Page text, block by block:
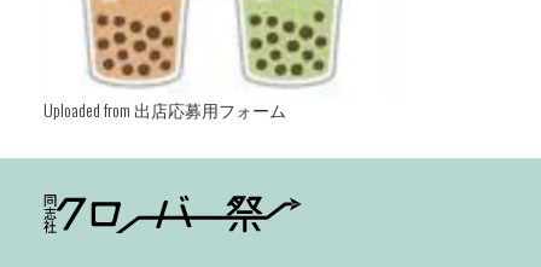
Uploaded from 出店応募用フォーム